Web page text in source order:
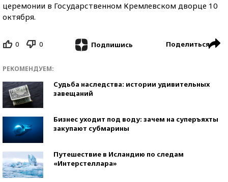
церемонии в Государственном Кремлевском дворце 10
октября.
0 0 Подпишись Поделиться
РЕКОМЕНДУЕМ:
Судьба наследства: истории удивительных
завещаний
Бизнес уходит под воду: зачем на суперъяхты
закупают субмарины
Путешествие в Исландию по следам
«Интерстеллара»